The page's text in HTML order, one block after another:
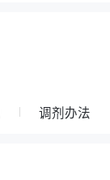
调剂办法